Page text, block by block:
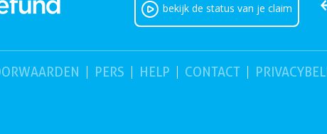
bekijk de status van je claim
PERS HELP CONTACT